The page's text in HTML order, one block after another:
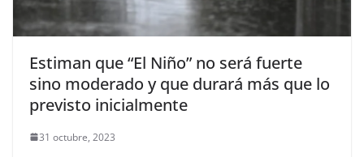
Estiman que “El Niño” no será fuerte
sino moderado y que durará más que lo
previsto inicialmente
31 octubre, 2023